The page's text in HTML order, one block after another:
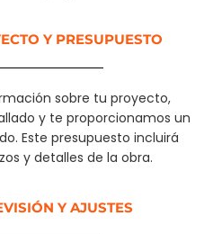
Y PRESUPUESTO
sobre tu proyecto,
y te proporcionamos un
Este presupuesto incluirá
y detalles de la obra.
Y AJUSTES